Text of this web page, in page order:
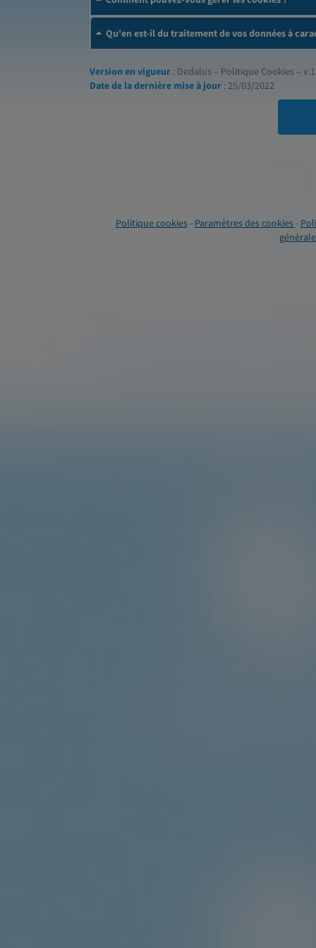
Qu'en est-il du traitement de vos données à
Version en vigueur : Dedalus – Politique Cookies –
Date de la dernière mise à jour : 25/03/2022
Politique cookies- Paramètres des cookies-